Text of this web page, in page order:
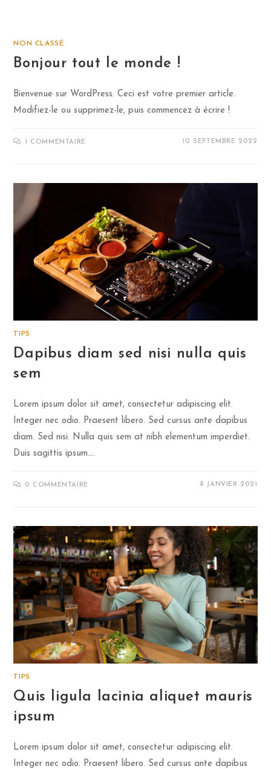
NON CLASSÉ
Bonjour tout le monde !
Bienvenue sur WordPress. Ceci est votre premier article.
Modifiez-le ou supprimez-le, puis commencez à écrire !
1 COMMENTAIRE 10 SEPTEMBRE 2022
TIPS
Dapibus diam sed nisi nulla quis
sem
Lorem ipsum dolor sit amet, consectetur adipiscing elit.
Integer nec odio. Praesent libero. Sed cursus ante dapibus
diam. Sed nisi. Nulla quis sem at nibh elementum imperdiet.
Duis sagittis ipsum.…
0 COMMENTAIRE 8 JANVIER 2021
TIPS
Quis ligula lacinia aliquet mauris
ipsum
Lorem ipsum dolor sit amet, consectetur adipiscing elit.
Integer nec odio. Praesent libero. Sed cursus ante dapibus